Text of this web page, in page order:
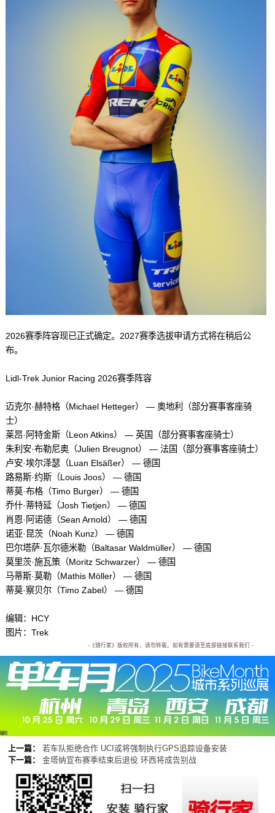
2026赛季阵容现已正式确定。2027赛季选拔申请方式将在稍后公
布。
Lidl-Trek Junior Racing 2026赛季阵容
迈克尔·赫特格（Michael Hetteger） — 奥地利（部分赛事客座骑
士）
莱昂·阿特金斯（Leon Atkins） — 英国（部分赛事客座骑士）
朱利安·布勒尼奥（Julien Breugnot） — 法国（部分赛事客座骑士）
卢安·埃尔泽瑟（Luan Elsäßer） — 德国
路易斯·约斯（Louis Joos） — 德国
蒂莫·布格（Timo Burger） — 德国
乔什·蒂特延（Josh Tietjen） — 德国
肖恩·阿诺德（Sean Arnold） — 德国
诺亚·昆茨（Noah Kunz） — 德国
巴尔塔萨·瓦尔德米勒（Baltasar Waldmüller） — 德国
莫里茨·施瓦策（Moritz Schwarzer） — 德国
马蒂斯·莫勒（Mathis Möller） — 德国
蒂莫·察贝尔（Timo Zabel） — 德国
编辑：HCY
图片：Trek
-《骑行家》版权所有，请勿转载。如有需要请至底部链接联系我们 -
广告
上一篇：
若车队拒绝合作 UCI或将强制执行GPS追踪设备安装
下一篇：
金塔纳宣布赛季结束后退役 环西将成告别战